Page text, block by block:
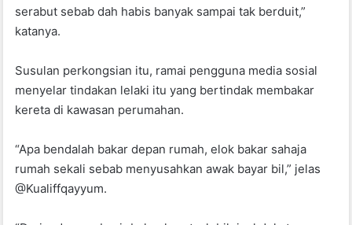
serabut sebab dah habis banyak sampai tak berduit,”
katanya.
Susulan perkongsian itu, ramai pengguna media sosial
menyelar tindakan lelaki itu yang bertindak membakar
kereta di kawasan perumahan.
“Apa bendalah bakar depan rumah, elok bakar sahaja
rumah sekali sebab menyusahkan awak bayar bil,” jelas
@Kualiffqayyum.